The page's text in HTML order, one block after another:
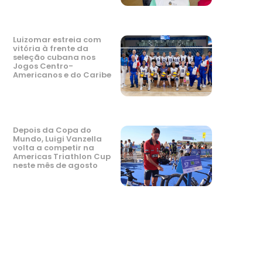
Luizomar estreia com
vitória à frente da
seleção cubana nos
Jogos Centro-
Americanos e do Caribe
Depois da Copa do
Mundo, Luigi Vanzella
volta a competir na
Americas Triathlon Cup
neste mês de agosto